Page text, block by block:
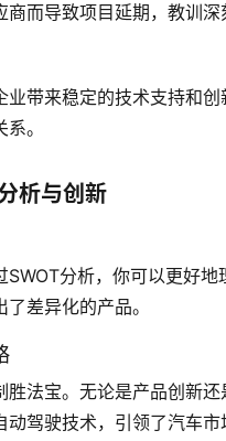
而导致项目延期，教训深
带来稳定的技术支持和
。
析与创新
分析，你可以更好
差异化的产品。
法宝。无论是产品创新
驾驶技术，引领了汽车市